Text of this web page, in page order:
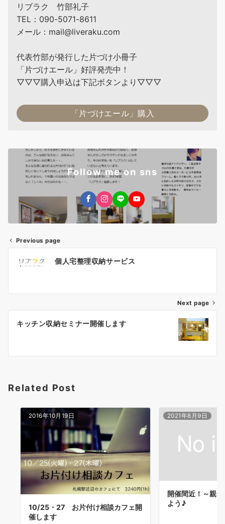
リブラク 竹部礼子
TEL：090-5071-8611
メール：mail@liveraku.com
代表竹部が発行した片づけ小冊子
「片づけエール」好評発売中！
▽▽▽購入申込は下記ボタンより▽▽▽
「片づけエール」購入
Follow me on sns
ゲ
シ
ン
Previous page
個人宅整理収納サービス
Next page
キッチン収納セミナー開催します
Related Post
2016年10月19日
10/25・27 お片付け相談カフェ開
催します
2021年8月9日
開催間近！～親
よう♪